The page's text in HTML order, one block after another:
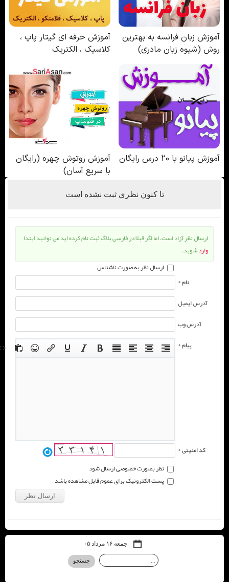
تا كنون نظري ثبت نشده است
ارسال نظر آزاد است، اما اگر قبلا در فارسی بلاگ ثبت نام کرده اید می توانید ابتدا
واردشوید.
ارسال نظر به صورت ناشناس
نام *
آدرس ایمیل
آدرس وب
پیام *
کد امنیتی *
نظر بصورت خصوصی ارسال شود
پست الکترونیک برای عموم قابل مشاهده باشد
جمعه ۱۶ مرداد ۰۵